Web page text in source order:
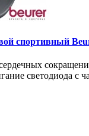
спортивный
светодиода с